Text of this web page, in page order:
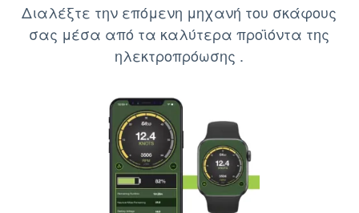
Διαλέξτε την επόμενη μηχανή του σκάφους
σας μέσα από τα καλύτερα προϊόντα της
ηλεκτροπρόωσης .